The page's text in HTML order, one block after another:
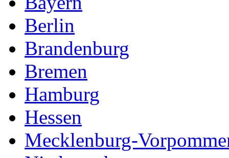
Berlin
Brandenburg
Bremen
Hamburg
Hessen
Mecklenburg-